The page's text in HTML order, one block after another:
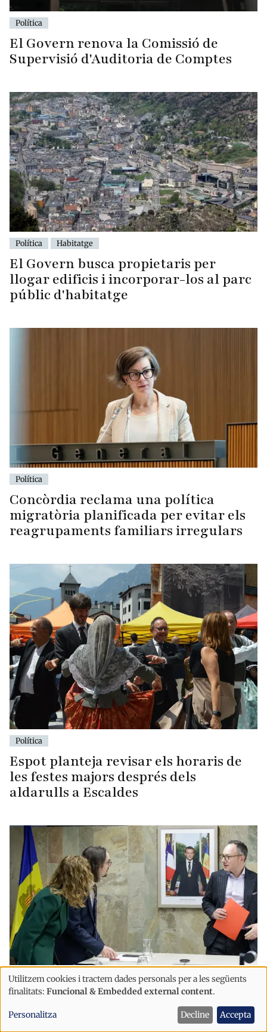
Política
El Govern renova la Comissió de
Supervisió d'Auditoria de Comptes
Política Habitatge
El Govern busca propietaris per
llogar edificis i incorporar-los al parc
públic d'habitatge
Política
Concòrdia reclama una política
migratòria planificada per evitar els
reagrupaments familiars irregulars
Política
Espot planteja revisar els horaris de
les festes majors després dels
aldarulls a Escaldes
Política
El Govern reafirma que la Llei de
Tractats impedeix aplicar
provisionalment l’acord malgrat
Ús
de
dades
Utilitzem cookies i tractem dades personals per a les següents
finalitats: Funcional & Embedded external content.
Personalitza Decline Accepta